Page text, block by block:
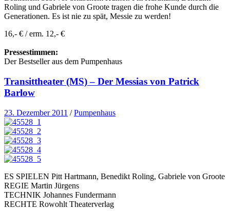
Roling und Gabriele von Groote tragen die frohe Kunde durch die
Generationen. Es ist nie zu spät, Messie zu werden!
16,- € / erm. 12,- €
Pressestimmen:
Der Bestseller aus dem Pumpenhaus
Transittheater (MS) – Der Messias von Patrick
Barlow
23. Dezember 2011 /Pumpenhaus
ES SPIELEN Pitt Hartmann, Benedikt Roling, Gabriele von Groote
REGIE Martin Jürgens
TECHNIK Johannes Fundermann
RECHTE Rowohlt Theaterverlag